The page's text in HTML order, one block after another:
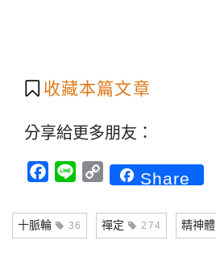
收藏本篇文章
分享給更多朋友：
Facebook
Line CopyShare
十脈輪 36 禪定 274 精神體